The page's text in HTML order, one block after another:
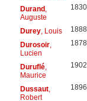
Durand,
Auguste
1830
Durey, Louis 1888
Durosoir,
Lucien
1878
Duruflé,
Maurice
1902
Dussaut,
Robert
1896